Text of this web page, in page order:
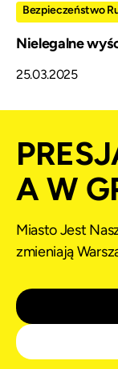
Bezpieczeństwo
Nielegalne
25.03.2025
A W
Miasto Jest
zmieniają